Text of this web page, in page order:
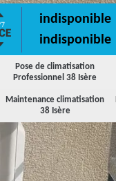
Pose de climatisation
Professionnel 38 Isère
Maintenance climatisation
38 Isère
indisponible
indisponible